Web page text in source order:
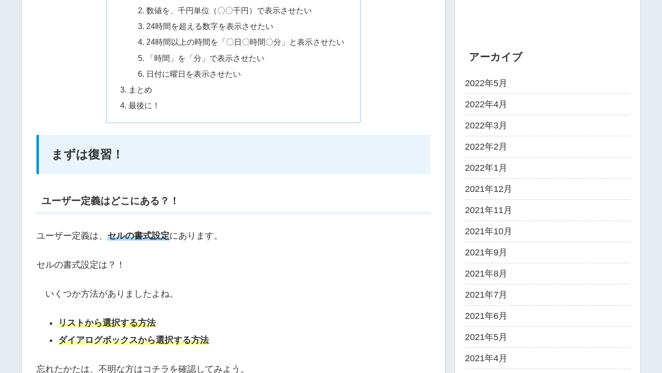
数値を、千円単位（〇〇千円）で表示させたい
24時間を超える数字を表示させたい
24時間以上の時間を「〇日〇時間〇分」と表示させたい
「時間」を「分」で表示させたい
日付に曜日を表示させたい
まとめ
最後に！
まずは復習！
ユーザー定義はどこにある？！
ユーザー定義は、 セルの書式設定にあります。
セルの書式設定は？！
いくつか方法がありましたよね。
リストから選択する方法
ダイアログボックスから選択する方法
忘れたかたは、不明な方はコチラを確認してみよう。
アーカイブ
2022年5月
2022年4月
2022年3月
2022年2月
2022年1月
2021年12月
2021年11月
2021年10月
2021年9月
2021年8月
2021年7月
2021年6月
2021年5月
2021年4月